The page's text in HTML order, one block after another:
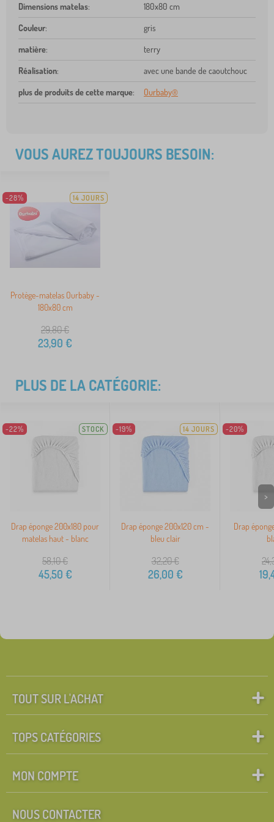
Dimensions matelas: 180x80 cm
Couleur: gris
matière: terry
Réalisation: avec une bande de caoutchouc
plus de produits de cette marque: Ourbaby®
VOUS AUREZ TOUJOURS BESOIN:
-28% 14 JOURS
Protège-matelas Ourbaby -
180x80 cm
29,80€
23,90 €
PLUS DE LA CATÉGORIE:
-22% STOCK
Drap éponge 200x180 pour
matelas haut - blanc
58,10€
45,50 €
-19% 14 JOURS
Drap éponge 200x120 cm -
bleu clair
32,20€
26,00 €
-20%
Drap
>
TOUT SUR L'ACHAT
TOPS CATÉGORIES
MON COMPTE
NOUS CONTACTER